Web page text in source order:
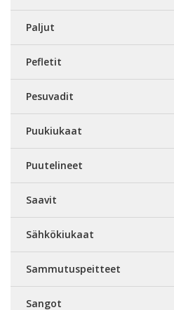
Paljut
Pefletit
Pesuvadit
Puukiukaat
Puutelineet
Saavit
Sähkökiukaat
Sammutuspeitteet
Sangot